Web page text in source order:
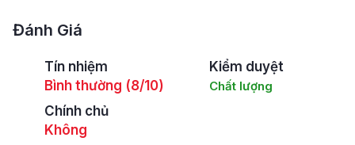
Đánh Giá
Tín nhiệm
Bình thường (8/10)
Kiểm duyệt
Chất lượng
Chính chủ
Không